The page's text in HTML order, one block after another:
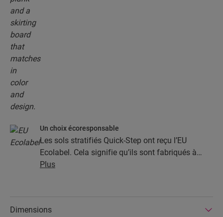
Un choix écoresponsable
Les sols stratifiés Quick-Step ont reçu l’EU
Ecolabel. Cela signifie qu’ils sont fabriqués à
partir d’au moins 80 % de bois issu de sources
sols stratifiés Quick-Step ont une durée de vie
Plus
Dimensions